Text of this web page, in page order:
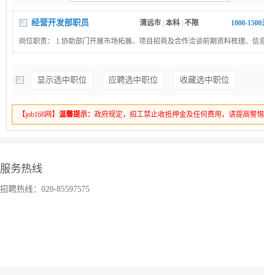
经营开发部职员 清远市 本科 不限 1000-1500
岗位职责： 1.协助部门开展市场拓展、项目招商及合作洽谈前期资料梳理、信
作；2.协助起草工作简报、招商线索、汇报材料等各类公文及对外文稿；3.配
整理统计相关数据，配合完成台账更新。任职要求： 1.土木工程、工程造价、
显示选中职位 应聘选中职位 收藏选中职位
【job168网】 温馨提示： 政府规定，招工禁止收抵押金及任何费用，请提高警
服务热线
招聘热线：020-85597575